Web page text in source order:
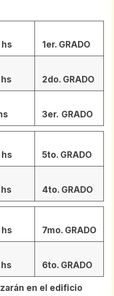
1er. GRADO
2do. GRADO
3er. GRADO
5to. GRADO
4to. GRADO
7mo. GRADO
6to. GRADO
en el edificio